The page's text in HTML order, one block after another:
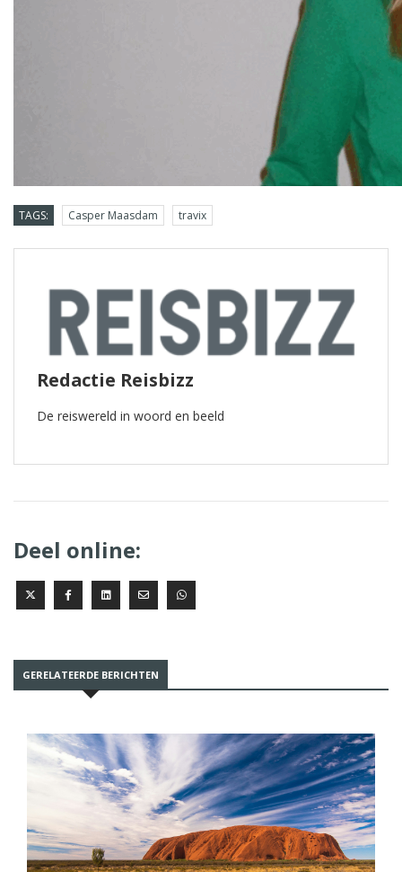
TAGS: Casper Maasdam travix
Redactie Reisbizz
De reiswereld in woord en beeld
Deel online:
GERELATEERDE BERICHTEN